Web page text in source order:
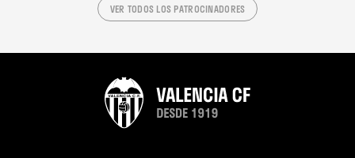
VER TODOS LOS PATROCINADORES